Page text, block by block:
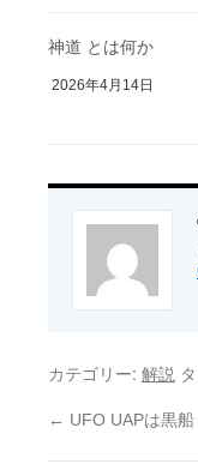
神道 とは何か
2026年4月14日
カテゴリー: 解説
← UFO UAPは黒